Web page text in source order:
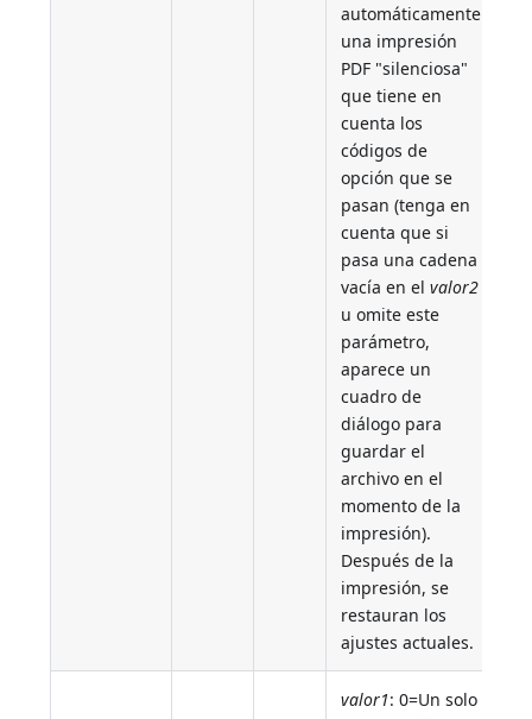
automáticamente
una impresión
PDF "silenciosa"
que tiene en
cuenta los
códigos de
opción que se
pasan (tenga en
cuenta que si
pasa una cadena
vacía en elvalor2
u omite este
parámetro,
aparece un
cuadro de
diálogo para
guardar el
archivo en el
momento de la
impresión).
Después de la
impresión, se
restauran los
ajustes actuales.
valor1: 0=Un solo